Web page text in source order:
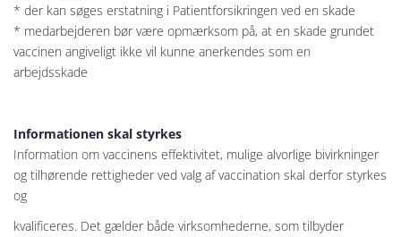
* der kan søges erstatning i Patientforsikringen ved en skade
* medarbejderen bør være opmærksom på, at en skade grundet
vaccinen angiveligt ikke vil kunne anerkendes som en
arbejdsskade
Informationen skal styrkes
Information om vaccinens effektivitet, mulige alvorlige bivirkninger
og tilhørende rettigheder ved valg af vaccination skal derfor styrkes
og
kvalificeres. Det gælder både virksomhederne, som tilbyder